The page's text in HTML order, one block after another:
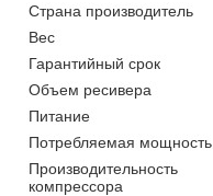
Страна производитель
Вес
Гарантийный срок
Объем ресивера
Питание
Потребляемая мощность
Производительность
компрессора